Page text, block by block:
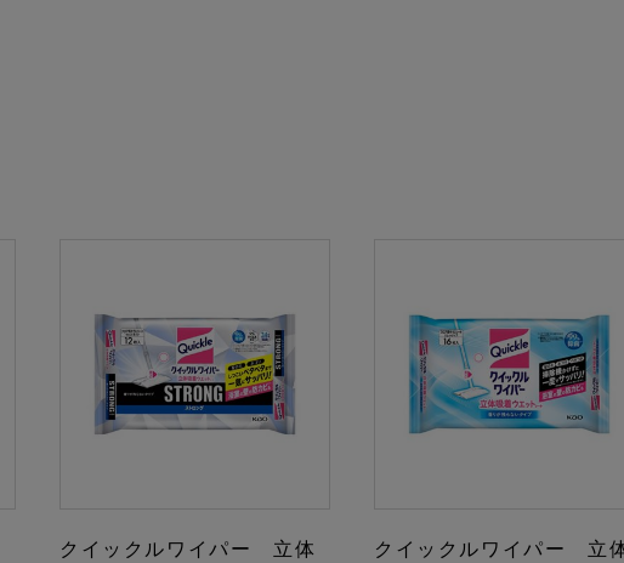
クイックルワイパー 立体
クイックルワイパー 立